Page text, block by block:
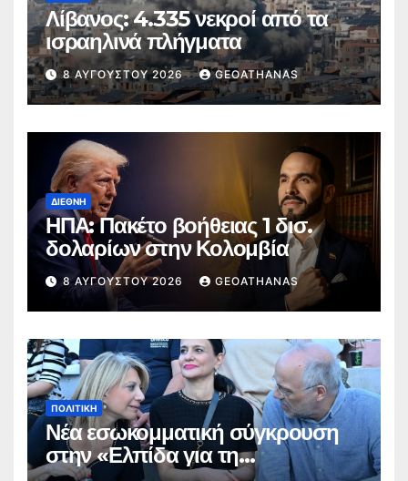
Λίβανος: 4.335 νεκροί από τα
ισραηλινά πλήγματα
8 ΑΥΓΟΎΣΤΟΥ 2026 GEOATHANAS
ΔΙΕΘΝΉ
ΗΠΑ: Πακέτο βοήθειας 1 δισ.
δολαρίων στην Κολομβία
8 ΑΥΓΟΎΣΤΟΥ 2026 GEOATHANAS
ΠΟΛΙΤΙΚΉ
Νέα εσωκομματική σύγκρουση
στην «Ελπίδα για τη